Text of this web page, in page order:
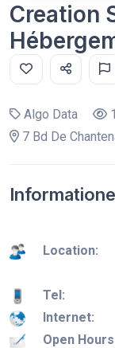
Creation
Algo Data
7 Bd De
Location:
Tel:
Internet:
Open